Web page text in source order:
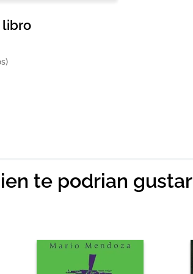
libro
te podrian gustar